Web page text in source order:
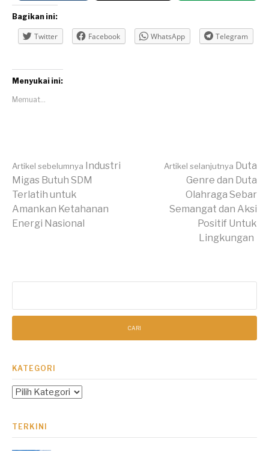
Bagikan ini:
Twitter Facebook WhatsApp Telegram
Menyukai ini:
Memuat...
Lanjut
Membaca
Artikel sebelumnya
Industri
Migas Butuh SDM
Terlatih untuk
Amankan Ketahanan
Energi Nasional
Artikel selanjutnya Duta
Genre dan Duta
Olahraga Sebar
Semangat dan Aksi
Positif Untuk
Lingkungan
KATEGORI
Kategori
TERKINI